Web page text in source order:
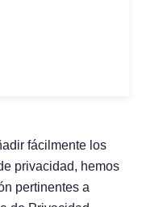
fácilmente los
privacidad, hemos
pertinentes a